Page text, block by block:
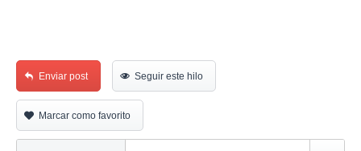
Enviar post Seguir este hilo
Marcar como favorito